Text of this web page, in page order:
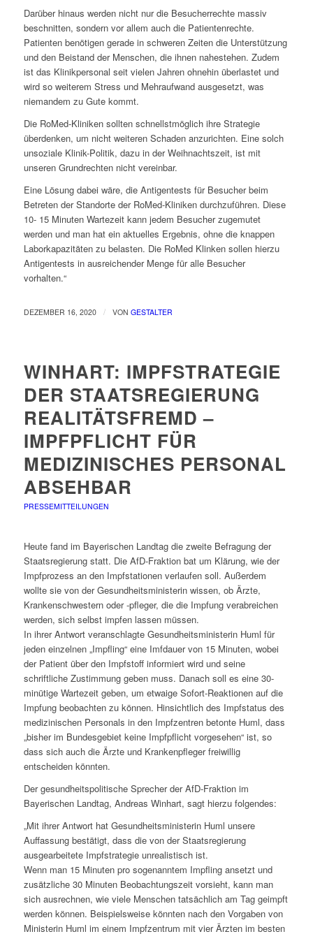
Darüber hinaus werden nicht nur die Besucherrechte massiv
beschnitten, sondern vor allem auch die Patientenrechte.
Patienten benötigen gerade in schweren Zeiten die Unterstützung
und den Beistand der Menschen, die ihnen nahestehen. Zudem
ist das Klinikpersonal seit vielen Jahren ohnehin überlastet und
wird so weiterem Stress und Mehraufwand ausgesetzt, was
niemandem zu Gute kommt.
Die RoMed-Kliniken sollten schnellstmöglich ihre Strategie
überdenken, um nicht weiteren Schaden anzurichten. Eine solch
unsoziale Klinik-Politik, dazu in der Weihnachtszeit, ist mit
unseren Grundrechten nicht vereinbar.
Eine Lösung dabei wäre, die Antigentests für Besucher beim
Betreten der Standorte der RoMed-Kliniken durchzuführen. Diese
10- 15 Minuten Wartezeit kann jedem Besucher zugemutet
werden und man hat ein aktuelles Ergebnis, ohne die knappen
Laborkapazitäten zu belasten. Die RoMed Klinken sollen hierzu
Antigentests in ausreichender Menge für alle Besucher
vorhalten.“
DEZEMBER 16, 2020 / VON GESTALTER
WINHART: IMPFSTRATEGIE
DER STAATSREGIERUNG
REALITÄTSFREMD –
IMPFPFLICHT FÜR
MEDIZINISCHES PERSONAL
ABSEHBAR
PRESSEMITTEILUNGEN
Heute fand im Bayerischen Landtag die zweite Befragung der
Staatsregierung statt. Die AfD-Fraktion bat um Klärung, wie der
Impfprozess an den Impfstationen verlaufen soll. Außerdem
wollte sie von der Gesundheitsministerin wissen, ob Ärzte,
Krankenschwestern oder -pfleger, die die Impfung verabreichen
werden, sich selbst impfen lassen müssen.
In ihrer Antwort veranschlagte Gesundheitsministerin Huml für
jeden einzelnen „Impfling“ eine Imfdauer von 15 Minuten, wobei
der Patient über den Impfstoff informiert wird und seine
schriftliche Zustimmung geben muss. Danach soll es eine 30-
minütige Wartezeit geben, um etwaige Sofort-Reaktionen auf die
Impfung beobachten zu können. Hinsichtlich des Impfstatus des
medizinischen Personals in den Impfzentren betonte Huml, dass
„bisher im Bundesgebiet keine Impfpflicht vorgesehen“ ist, so
dass sich auch die Ärzte und Krankenpfleger freiwillig
entscheiden könnten.
Der gesundheitspolitische Sprecher der AfD-Fraktion im
Bayerischen Landtag, Andreas Winhart, sagt hierzu folgendes:
„Mit ihrer Antwort hat Gesundheitsministerin Huml unsere
Auffassung bestätigt, dass die von der Staatsregierung
ausgearbeitete Impfstrategie unrealistisch ist.
Wenn man 15 Minuten pro sogenanntem Impfling ansetzt und
zusätzliche 30 Minuten Beobachtungszeit vorsieht, kann man
sich ausrechnen, wie viele Menschen tatsächlich am Tag geimpft
werden können. Beispielsweise könnten nach den Vorgaben von
Ministerin Huml im einem Impfzentrum mit vier Ärzten im besten